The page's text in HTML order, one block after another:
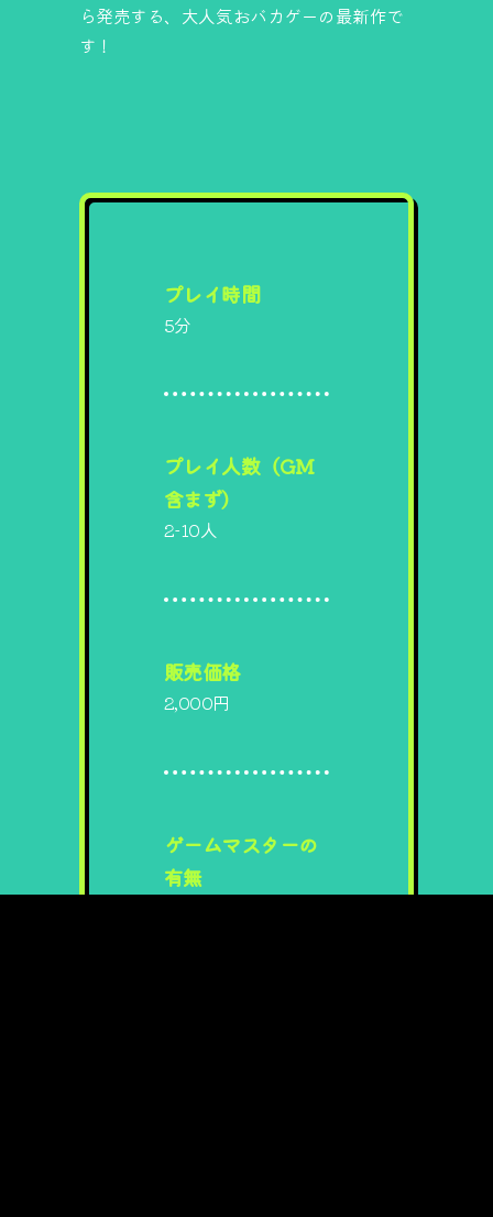
ら発売する、大人気おバカゲーの最新作で
す！
プレイ時間
5分
プレイ人数（GM
含まず）
2-10人
販売価格
2,000円
ゲームマスターの
有無